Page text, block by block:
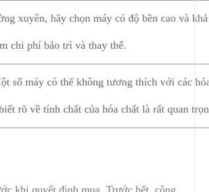
xuyên, hãy chọn máy có độ bền cao và
chi phí bảo trì và thay thế.
số máy có thể không tương thích với các
rõ về tính chất của hóa chất là rất quan
khi quyết định mua. Trước hết, công